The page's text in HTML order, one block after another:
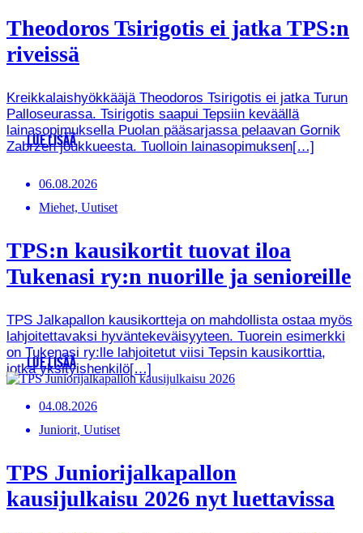
Theodoros Tsirigotis ei jatka TPS:n
riveissä
Kreikkalaishyökkääjä Theodoros Tsirigotis ei jatka Turun
Palloseurassa. Tsirigotis saapui Tepsiin keväällä
lainasopimuksella Puolan pääsarjassa pelaavan Gornik
Zabrzen joukkueesta. Tuolloin lainasopimuksen[…]
LUE LISÄÄ
06.08.2026
Miehet, Uutiset
TPS:n kausikortit tuovat iloa
Tukenasi ry:n nuorille ja senioreille
TPS Jalkapallon kausikortteja on mahdollista ostaa myös
lahjoitettavaksi hyväntekeväisyyteen. Tuorein esimerkki
on Tukenasi ry:lle lahjoitetut viisi Tepsin kausikorttia,
jotka yksityishenkilö[…]
LUE LISÄÄ
04.08.2026
Juniorit, Uutiset
TPS Juniorijalkapallon
kausijulkaisu 2026 nyt luettavissa